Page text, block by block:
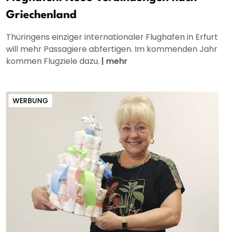
Griechenland
Thüringens einziger internationaler Flughafen in Erfurt
will mehr Passagiere abfertigen. Im kommenden Jahr
kommen Flugziele dazu. | mehr
WERBUNG